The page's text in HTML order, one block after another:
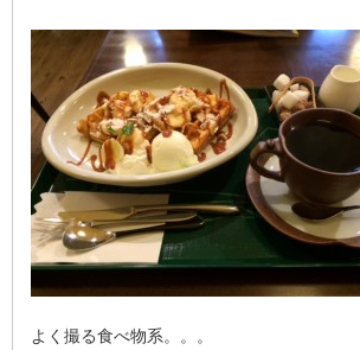
よく撮る食べ物系。。。